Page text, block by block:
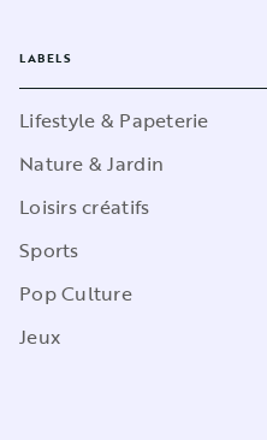
LABELS
Lifestyle & Papeterie
Nature & Jardin
Loisirs créatifs
Sports
Pop Culture
Jeux